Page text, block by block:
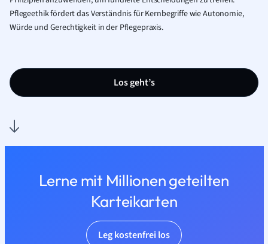
Pflegeethik fördert das Verständnis für Kernbegriffe wie Autonomie,
Würde und Gerechtigkeit in der Pflegepraxis.
Los geht’s
Lerne mit Millionen geteilten
Karteikarten
Leg kostenfrei los